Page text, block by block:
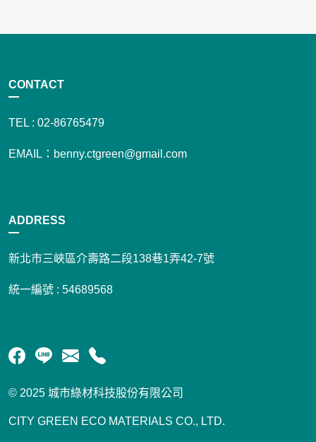
CONTACT
TEL : 02-86765479
EMAIL：benny.ctgreen@gmail.com
ADDRESS
新北市三峽區介壽路二段138巷1弄42-7號
統一編號 : 54689568
© 2025 城市綠材科技股份有限公司
CITY GREEN ECO MATERIALS CO., LTD.